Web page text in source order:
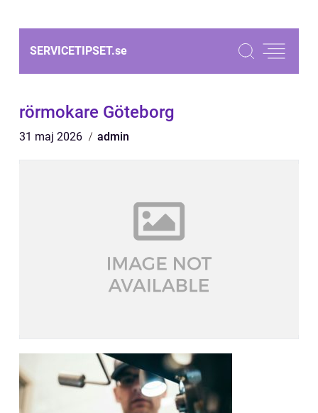
SERVICETIPSET.se
rörmokare Göteborg
31 maj 2026 admin